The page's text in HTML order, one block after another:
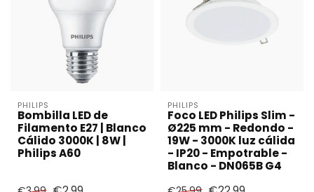
PHILIPS
Bombilla LED de
Filamento E27 | Blanco
Cálido 3000K | 8W |
Philips A60
PHILIPS
Foco LED Philips Slim -
Ø225 mm - Redondo -
19W - 3000K luz cálida
- IP20 - Empotrable -
Blanco - DN065B G4